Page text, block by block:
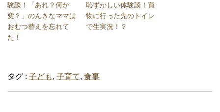
験談！「あれ？何か
変？」のんきなママは
おむつ替えを忘れて
た！
恥ずかしい体験談！買
物に行った先のトイレ
で生実況！？
タグ : 子ども, 子育て, 食事